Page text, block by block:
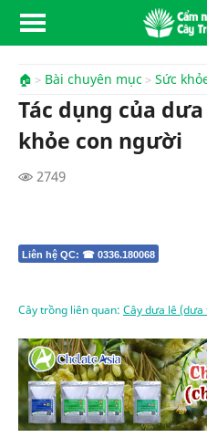
🏠 Bài chuyên mục Sức
Tác dụng của
khỏe con người
2749
Liên hệ QC: ☎ 0336.180068
Cây trồng liên quan: Cây dưa lê (dưa